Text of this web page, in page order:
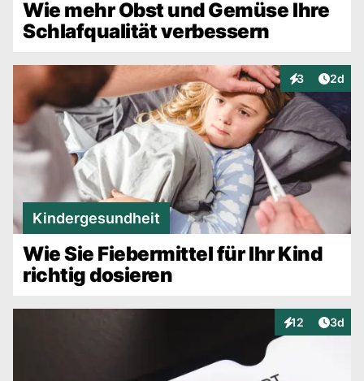
Wie mehr Obst und Gemüse Ihre
Schlafqualität verbessern
3
Interaktionen
2d
Kindergesundheit
Wie Sie Fiebermittel für Ihr Kind
richtig dosieren
12
Interaktionen
3d